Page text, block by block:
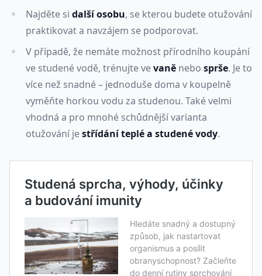
Najděte si další osobu, se kterou budete otužování
praktikovat a navzájem se podporovat.
V případě, že nemáte možnost přírodního koupání
ve studené vodě, trénujte vevaně nebo sprše. Je to
více než snadné – jednoduše doma v koupelně
vyměňte horkou vodu za studenou. Také velmi
vhodná a pro mnohé schůdnější varianta
otužování jestřídání teplé a studené vody.